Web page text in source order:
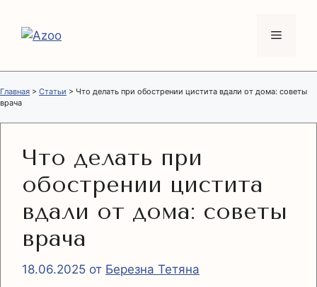
содержимому
Меню
Главная > Статьи > Что делать при обострении цистита вдали от дома: советы
врача
Что делать при
обострении цистита
вдали от дома: советы
врача
18.06.2025 от Березна Тетяна